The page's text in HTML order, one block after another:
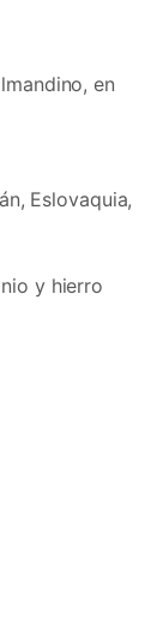
en
Eslovaquia,
y hierro